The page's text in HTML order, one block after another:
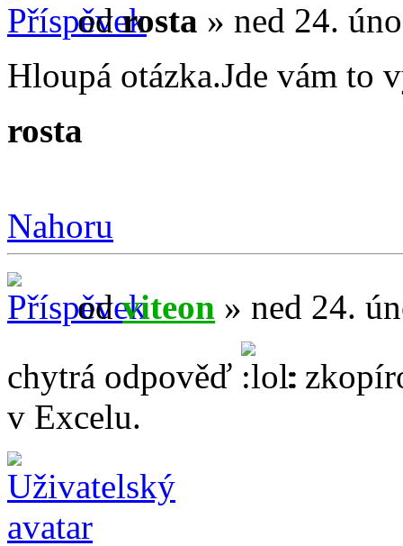
odrosta » ned 24.
Hloupá otázka.Jde vám to
rosta
Nahoru
odviteon » ned 24.
chytrá odpověď
:
v Excelu.